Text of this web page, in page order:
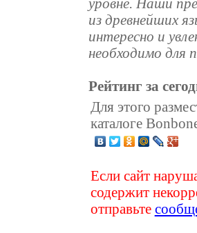
из древнейших
интересно и
необходимо для
Рейтинг за
Для этого
каталоге
Если сайт
содержит
отправьте